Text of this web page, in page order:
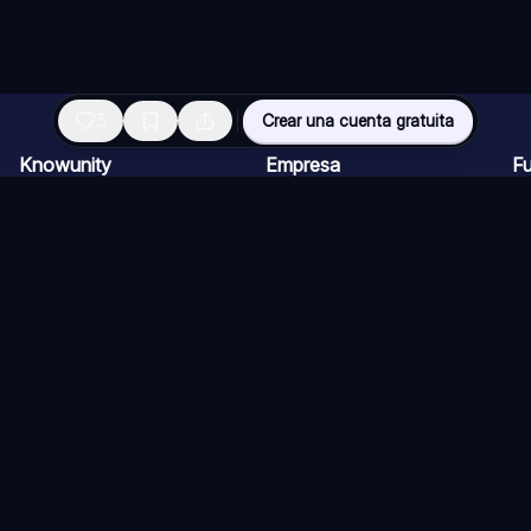
Crear una cuenta gratuita
Knowunity Empresa